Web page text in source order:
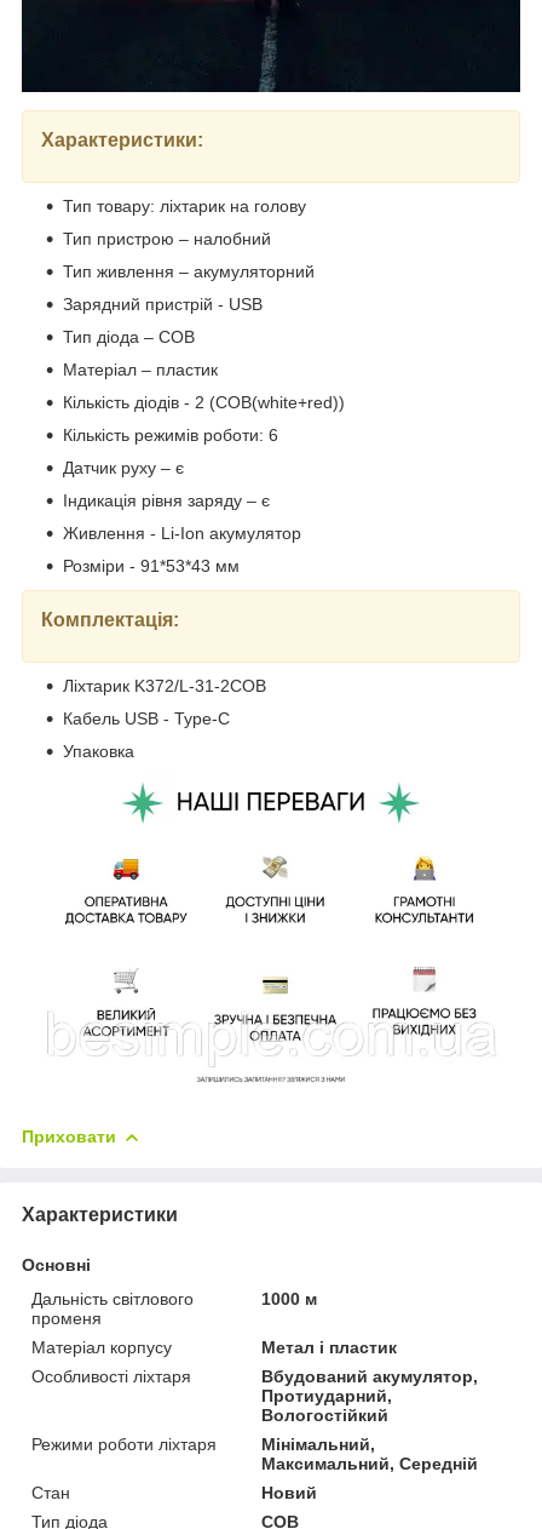
Характеристики:
Тип товару: ліхтарик на голову
Тип пристрою – налобний
Тип живлення – акумуляторний
Зарядний пристрій - USB
Тип діода – COB
Матеріал – пластик
Кількість діодів - 2 (COB(white+red))
Кількість режимів роботи: 6
Датчик руху – є
Індикація рівня заряду – є
Живлення - Li-Ion акумулятор
Розміри - 91*53*43 мм
Комплектація:
Ліхтарик K372/L-31-2COB
Кабель USB - Type-C
Упаковка
Приховати
Характеристики
Основні
Дальність світлового
променя
1000 м
Матеріал корпусу
Метал і пластик
Особливості ліхтаря
Вбудований акумулятор,
Протиударний,
Вологостійкий
Режими роботи ліхтаря
Мінімальний,
Максимальний, Середній
Стан
Новий
Тип діода
COB